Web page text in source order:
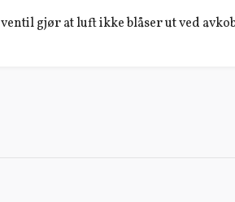
gjør at luft ikke blåser ut ved